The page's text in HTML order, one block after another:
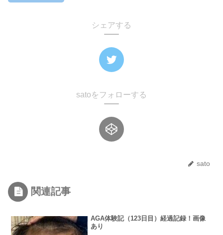
シェアする
satoをフォローする
sato
関連記事
AGA体験記（123日目）経過記録！画像
あり